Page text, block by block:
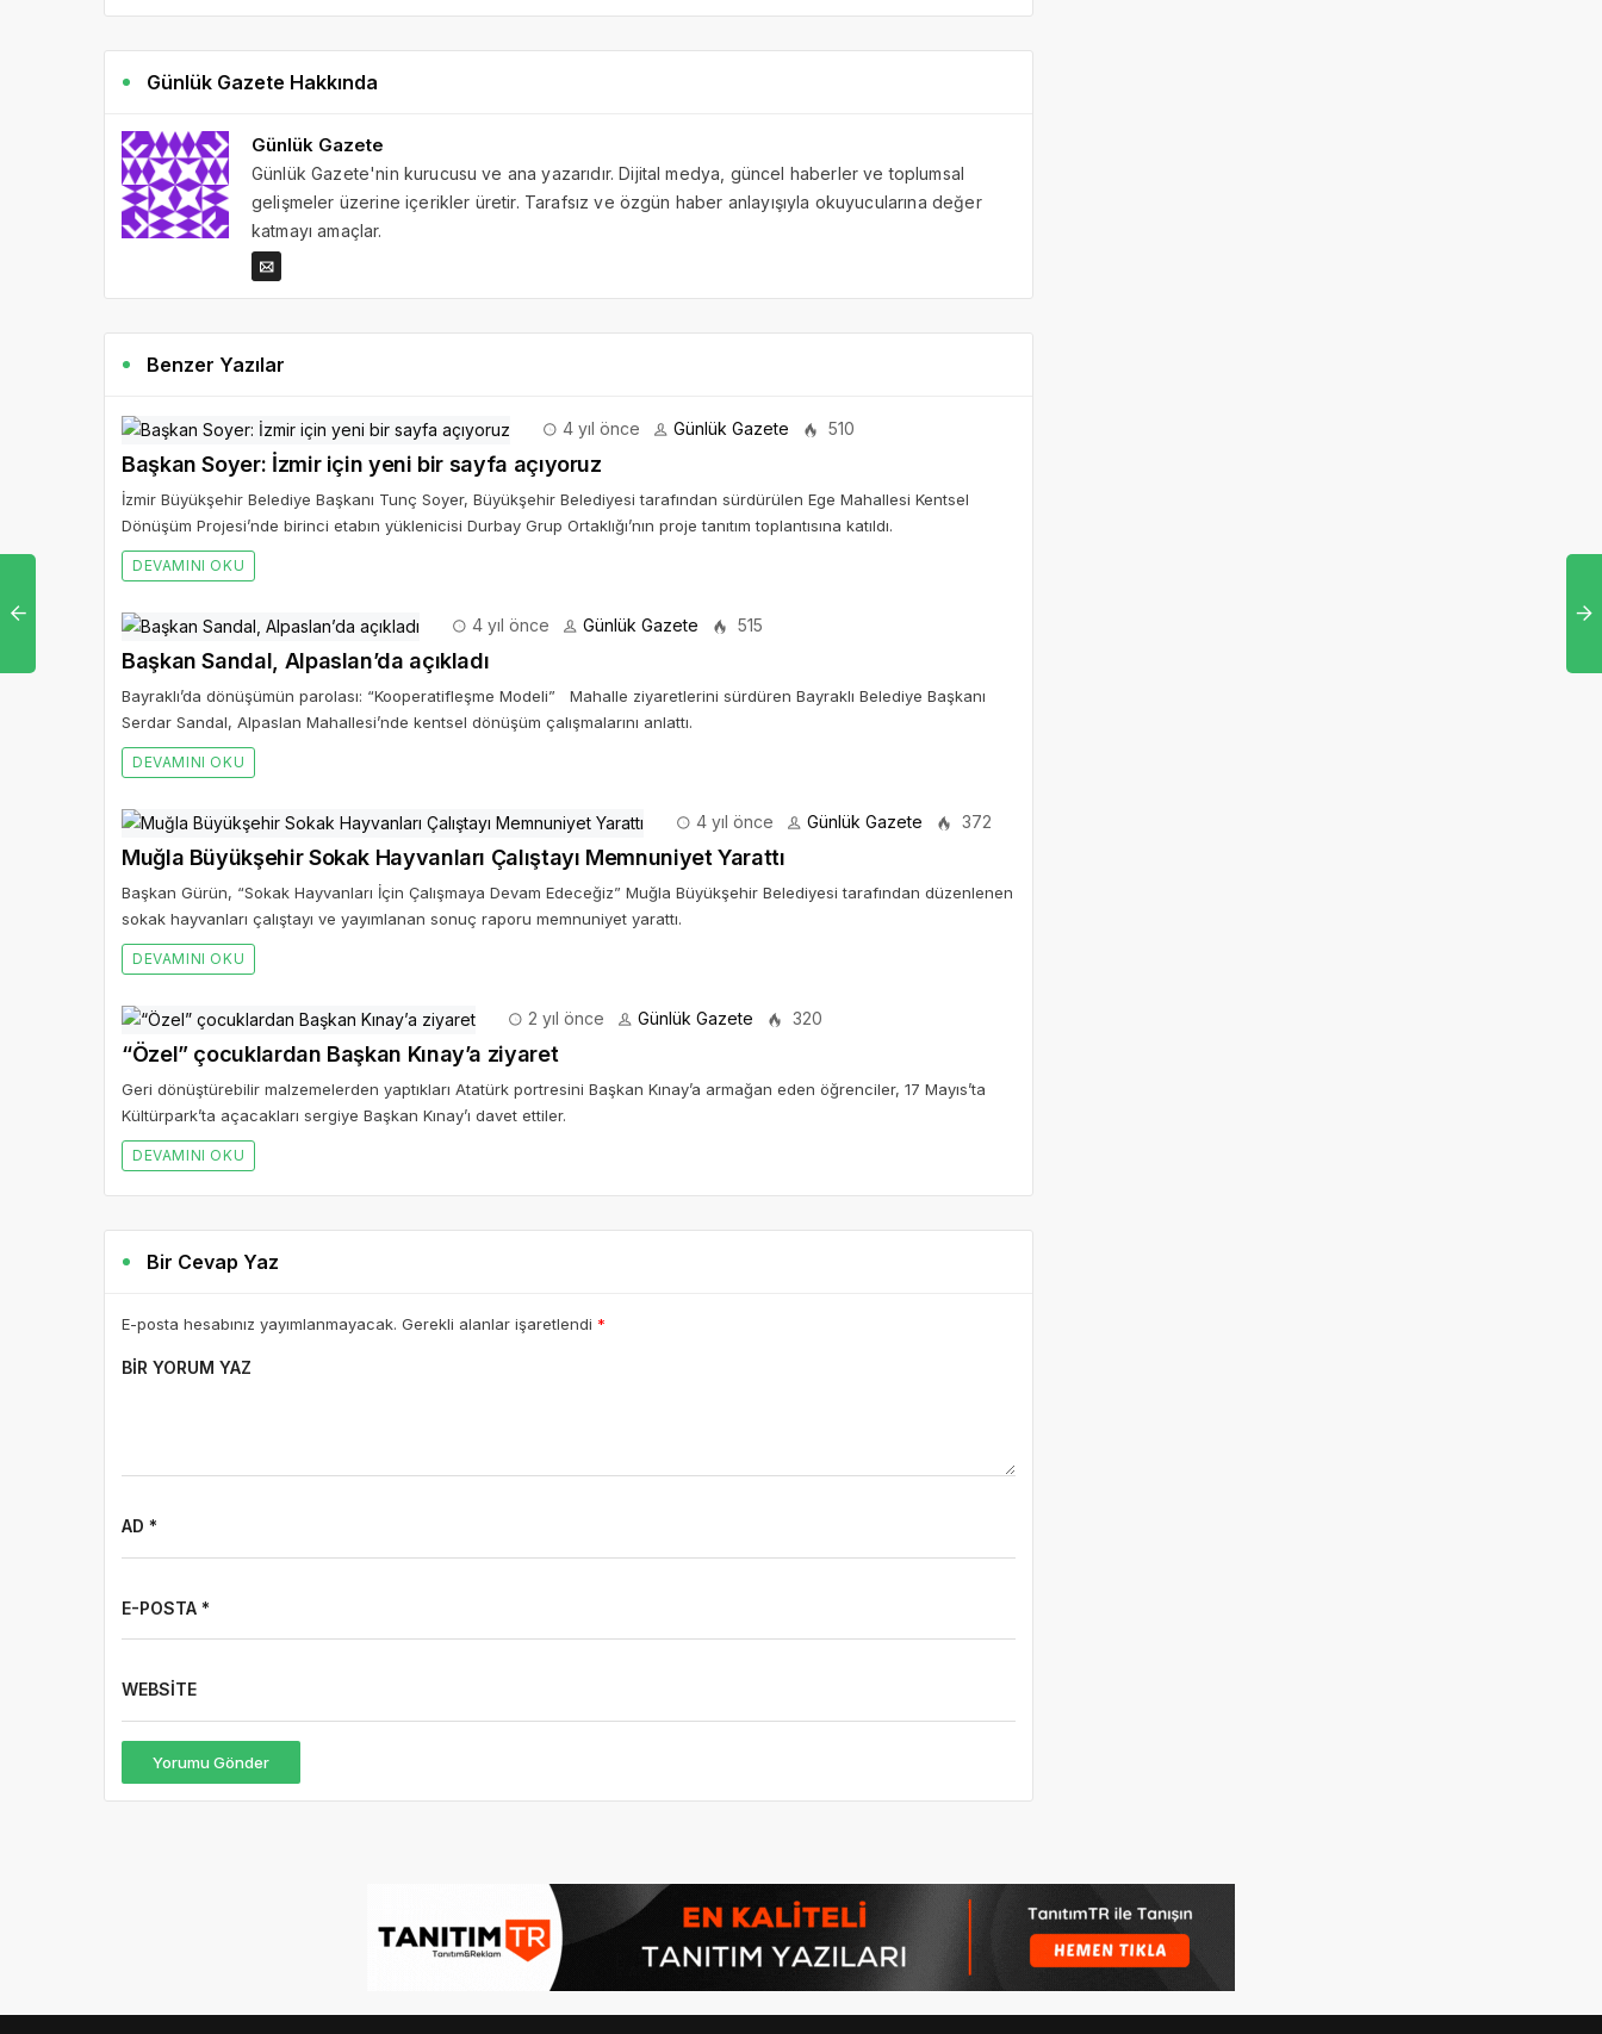
Günlük Gazete Hakkında
Günlük Gazete
Günlük Gazete'nin kurucusu ve ana yazarıdır. Dijital medya, güncel haberler ve toplumsal
gelişmeler üzerine içerikler üretir. Tarafsız ve özgün haber anlayışıyla okuyucularına değer
katmayı amaçlar.
Benzer Yazılar
4 yıl önce Günlük Gazete 510
Başkan Soyer: İzmir için yeni bir sayfa açıyoruz
İzmir Büyükşehir Belediye Başkanı Tunç Soyer, Büyükşehir Belediyesi tarafından sürdürülen Ege Mahallesi Kentsel
Dönüşüm Projesi’nde birinci etabın yüklenicisi Durbay Grup Ortaklığı’nın proje tanıtım toplantısına katıldı.
DEVAMINI OKU
4 yıl önce Günlük Gazete 515
Başkan Sandal, Alpaslan’da açıkladı
Bayraklı’da dönüşümün parolası: “Kooperatifleşme Modeli” Mahalle ziyaretlerini sürdüren Bayraklı Belediye Başkanı
Serdar Sandal, Alpaslan Mahallesi’nde kentsel dönüşüm çalışmalarını anlattı.
DEVAMINI OKU
4 yıl önce Günlük Gazete 372
Muğla Büyükşehir Sokak Hayvanları Çalıştayı Memnuniyet Yarattı
Başkan Gürün, “Sokak Hayvanları İçin Çalışmaya Devam Edeceğiz” Muğla Büyükşehir Belediyesi tarafından düzenlenen
sokak hayvanları çalıştayı ve yayımlanan sonuç raporu memnuniyet yarattı.
DEVAMINI OKU
2 yıl önce Günlük Gazete 320
“Özel” çocuklardan Başkan Kınay’a ziyaret
Geri dönüştürebilir malzemelerden yaptıkları Atatürk portresini Başkan Kınay’a armağan eden öğrenciler, 17 Mayıs’ta
Kültürpark’ta açacakları sergiye Başkan Kınay’ı davet ettiler.
DEVAMINI OKU
Bir Cevap Yaz
E-posta hesabınız yayımlanmayacak. Gerekli alanlar işaretlendi *
BIR YORUM YAZ
AD *
E-POSTA *
WEBSITE
Yorumu Gönder